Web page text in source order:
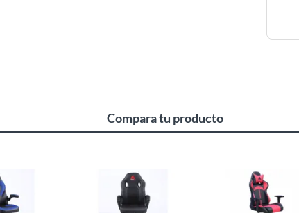
de peso.Compara tu producto